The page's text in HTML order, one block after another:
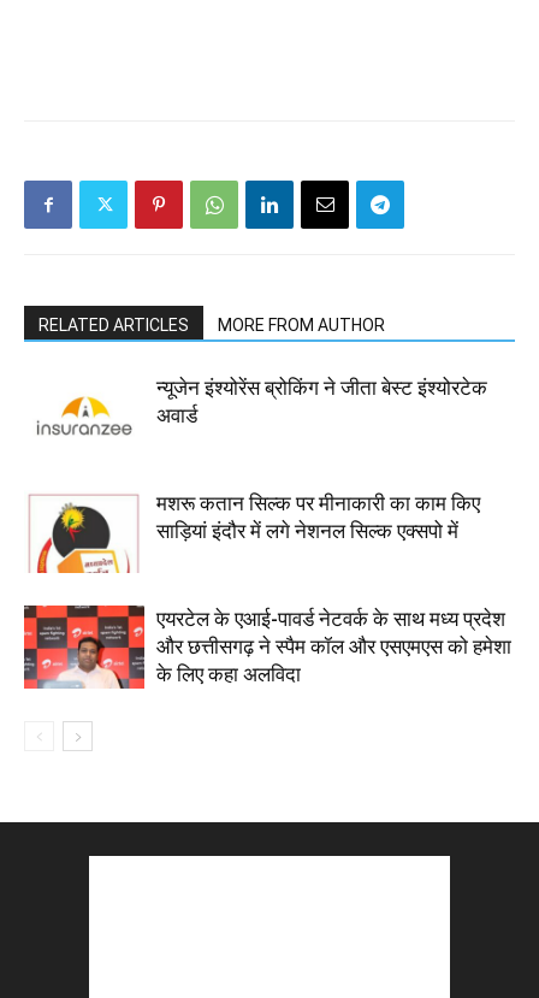
RELATED ARTICLES MORE FROM AUTHOR
न्यूजेन इंश्योरेंस ब्रोकिंग ने जीता बेस्ट इंश्योरटेक
अवार्ड
मशरू कतान सिल्क पर मीनाकारी का काम किए
साड़ियां इंदौर में लगे नेशनल सिल्क एक्सपो में
एयरटेल के एआई-पावर्ड नेटवर्क के साथ मध्य प्रदेश
और छत्तीसगढ़ ने स्पैम कॉल और एसएमएस को हमेशा
के लिए कहा अलविदा